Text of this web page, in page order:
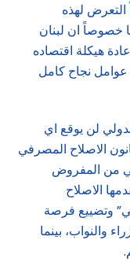
لهذه
خصوصاً ان لبنان
هيكلة اقتصاده
نجاح كامل
لن يوقع اي
الاصلاح المصرفي
من المفروض
الاصلاح
وتضييع فرصة
والنواب، بينما